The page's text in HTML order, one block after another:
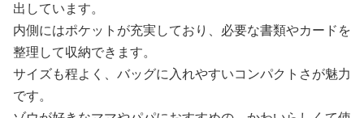
出しています。
内側にはポケットが充実しており、必要な書類やカードを
整理して収納できます。
サイズも程よく、バッグに入れやすいコンパクトさが魅力
です。